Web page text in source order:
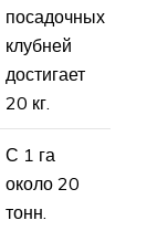
посадочных
клубней
достигает
20 кг.
С 1 га
около 20
тонн.